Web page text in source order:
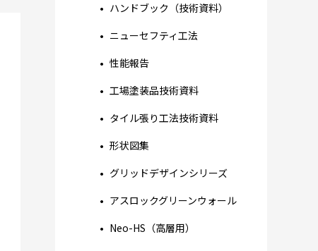
ハンドブック（技術資料）
ニューセフティ工法
性能報告
工場塗装品技術資料
タイル張り工法技術資料
形状図集
グリッドデザインシリーズ
アスロックグリーンウォール
Neo-HS（高層用）